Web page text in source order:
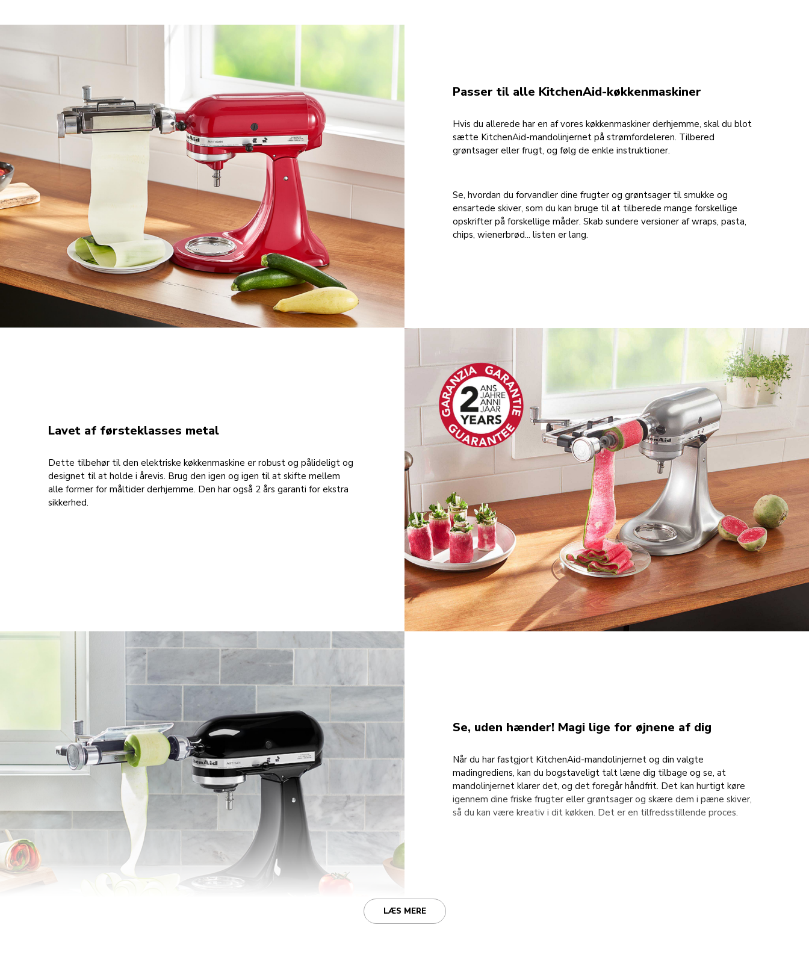
Passer til alle KitchenAid-køkkenmaskiner
Hvis du allerede har en af vores køkkenmaskiner derhjemme, skal du blot
sætte KitchenAid-mandolinjernet på strømfordeleren. Tilbered
grøntsager eller frugt, og følg de enkle instruktioner.
Se, hvordan du forvandler dine frugter og grøntsager til smukke og
ensartede skiver, som du kan bruge til at tilberede mange forskellige
opskrifter på forskellige måder. Skab sundere versioner af wraps, pasta,
chips, wienerbrød... listen er lang.
Lavet af førsteklasses metal
Dette tilbehør til den elektriske køkkenmaskine er robust og pålideligt og
designet til at holde i årevis. Brug den igen og igen til at skifte mellem
alle former for måltider derhjemme. Den har også 2 års garanti for ekstra
sikkerhed.
Se, uden hænder! Magi lige for øjnene af dig
Når du har fastgjort KitchenAid-mandolinjernet og din valgte
madingrediens, kan du bogstaveligt talt læne dig tilbage og se, at
mandolinjernet klarer det, og det foregår håndfrit. Det kan hurtigt køre
igennem dine friske frugter eller grøntsager og skære dem i pæne skiver,
så du kan være kreativ i dit køkken. Det er en tilfredsstillende proces.
LÆS MERE